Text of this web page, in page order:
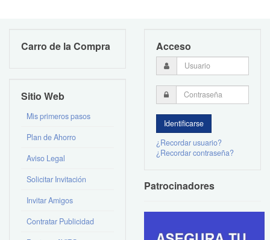
Carro de la Compra
Sitio Web
Mis primeros pasos
Plan de Ahorro
Aviso Legal
Solicitar Invitación
Invitar Amigos
Contratar Publicidad
Acceso
¿Recordar usuario?
¿Recordar contraseña?
Patrocinadores